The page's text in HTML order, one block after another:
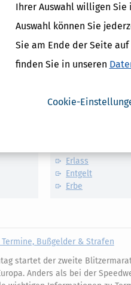
Ihrer Auswahl willigen Sie
Auswahl können Sie
Sie am Ende der Seite
finden Sie in unseren
Cookie-
von 18,6 % wie z.B.
Verwandte
Erlass
Entgelt
Erbe
Bußgelder & Strafen
startet der zweite
Anders als bei der